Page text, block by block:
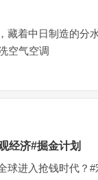
藏着中日制造的分
空气空调
经济#掘金计划
球进入抢钱时代？